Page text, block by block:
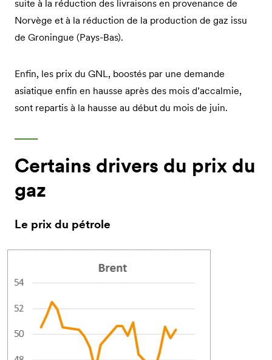
suite à la réduction des livraisons en provenance de
Norvège et à la réduction de la production de gaz issu
de Groningue (Pays-Bas).
Enfin, les prix du GNL, boostés par une demande
asiatique enfin en hausse après des mois d’accalmie,
sont repartis à la hausse au début du mois de juin.
Certains drivers du prix du
gaz
Le prix du pétrole